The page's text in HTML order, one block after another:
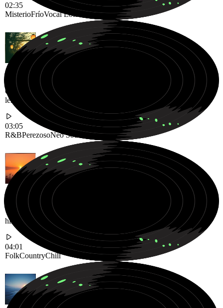
02:35
MisterioFríoVocal Lofi
Groove de R&B Neo Soul suave y perezoso, diseñado para noches
lentas y cómodas
03:05
R&BPerezosoNeo Soul
Viaje Folk Country cálido y relajante, lleno de cuerdas acústicas e
historias suaves
04:01
FolkCountryChill